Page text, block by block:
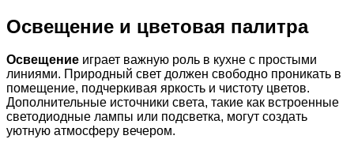
Освещение и цветовая палитра
Освещение играет важную роль в кухне с простыми
линиями. Природный свет должен свободно проникать в
помещение, подчеркивая яркость и чистоту цветов.
Дополнительные источники света, такие как встроенные
светодиодные лампы или подсветка, могут создать
уютную атмосферу вечером.